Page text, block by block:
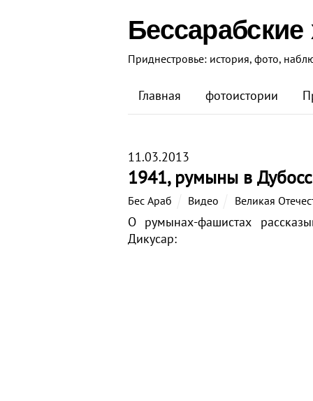
Бессарабские
Приднестровье: история, фото,
Главная фотоистории
11.03.2013
1941, румыны в
Бес Араб Видео Великая
О румынах-фашистах
Дикусар: